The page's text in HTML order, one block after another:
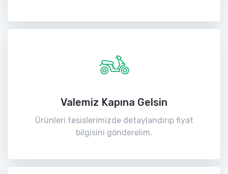
Valemiz Kapına Gelsin
Ürünleri tesislerimizde detaylandırıp fiyat
bilgisini gönderelim.